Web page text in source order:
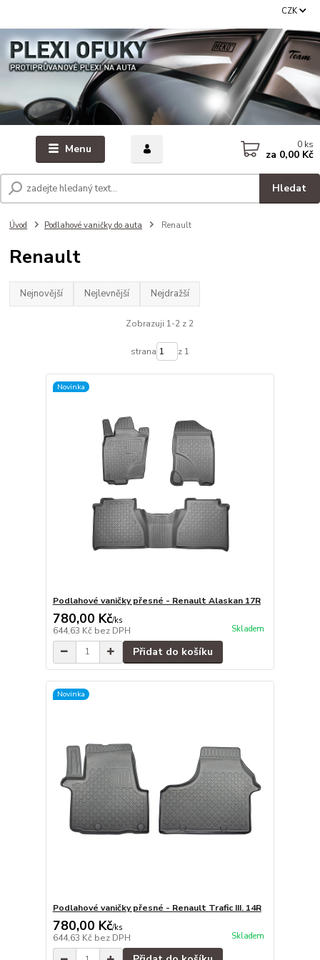
Menu
CZK
Hledat
0 ks
za 0,00 Kč
Úvod Podlahové vaničky do auta Renault
Renault
Nejnovější Nejlevnější Nejdražší
Zobrazuji 1-2 z 2
strana z 1
Novinka
Podlahové vaničky přesné - Renault Alaskan 17R
780,00 Kč/ks
644,63 Kč bez DPH Skladem
Přidat do košíku
Novinka
Podlahové vaničky přesné - Renault Trafic III. 14R
780,00 Kč/ks
644,63 Kč bez DPH Skladem